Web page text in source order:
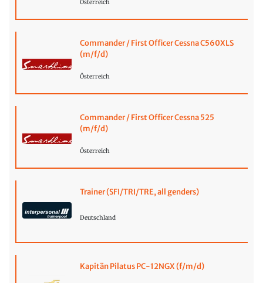
Österreich
Commander / First Officer Cessna C560XLS
(m/f/d)
Österreich
Commander / First Officer Cessna 525
(m/f/d)
Österreich
Trainer (SFI/TRI/TRE, all genders)
Deutschland
Kapitän Pilatus PC-12NGX (f/m/d)